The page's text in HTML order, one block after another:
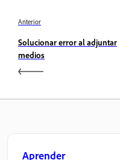
Anterior
Solucionar error al adjuntar
medios
Aprender